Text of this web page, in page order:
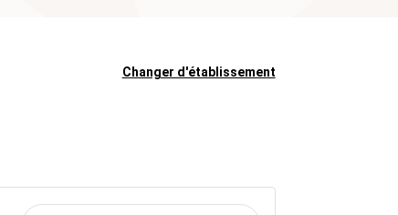
Changer d'établissement